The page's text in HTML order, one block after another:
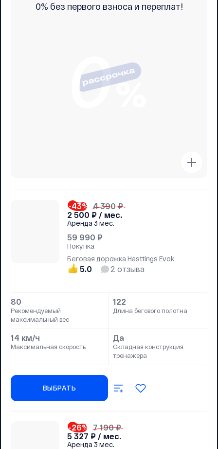
0% без первого взноса и переплат!
-43% 4 390 ₽
2 500 ₽ / мес.
Аренда 3 мес.
59 990 ₽
Покупка
Беговая дорожка Hasttings Evok
5.0 2 отзыва
80
Рекомендуемый
максимальный вес
122
Длина бегового полотна
14 км/ч
Максимальная скорость
Да
Складная конструкция
тренажера
ВЫБРАТЬ
-26% 7 190 ₽
5 327 ₽ / мес.
Аренда 3 мес.